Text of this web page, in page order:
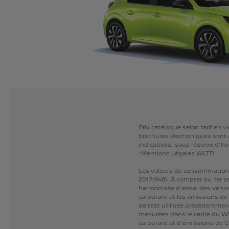
Prix catalogue selon tarif en
brochures électroniques sont
indicatives, sous réserve
*Mentions Légales WLTP
Les valeurs de consommation
2017/948). À compter du 1er
harmonisée d'essai des
carburant et les émissions de
de test utilisée
mesurées dans le cadre du
carburant et d’émissions de